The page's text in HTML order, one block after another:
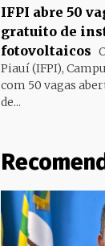
IFPI abre 50
gratuito de
fotovoltaicos
Piauí (IFPI),
com 50 vagas
de...